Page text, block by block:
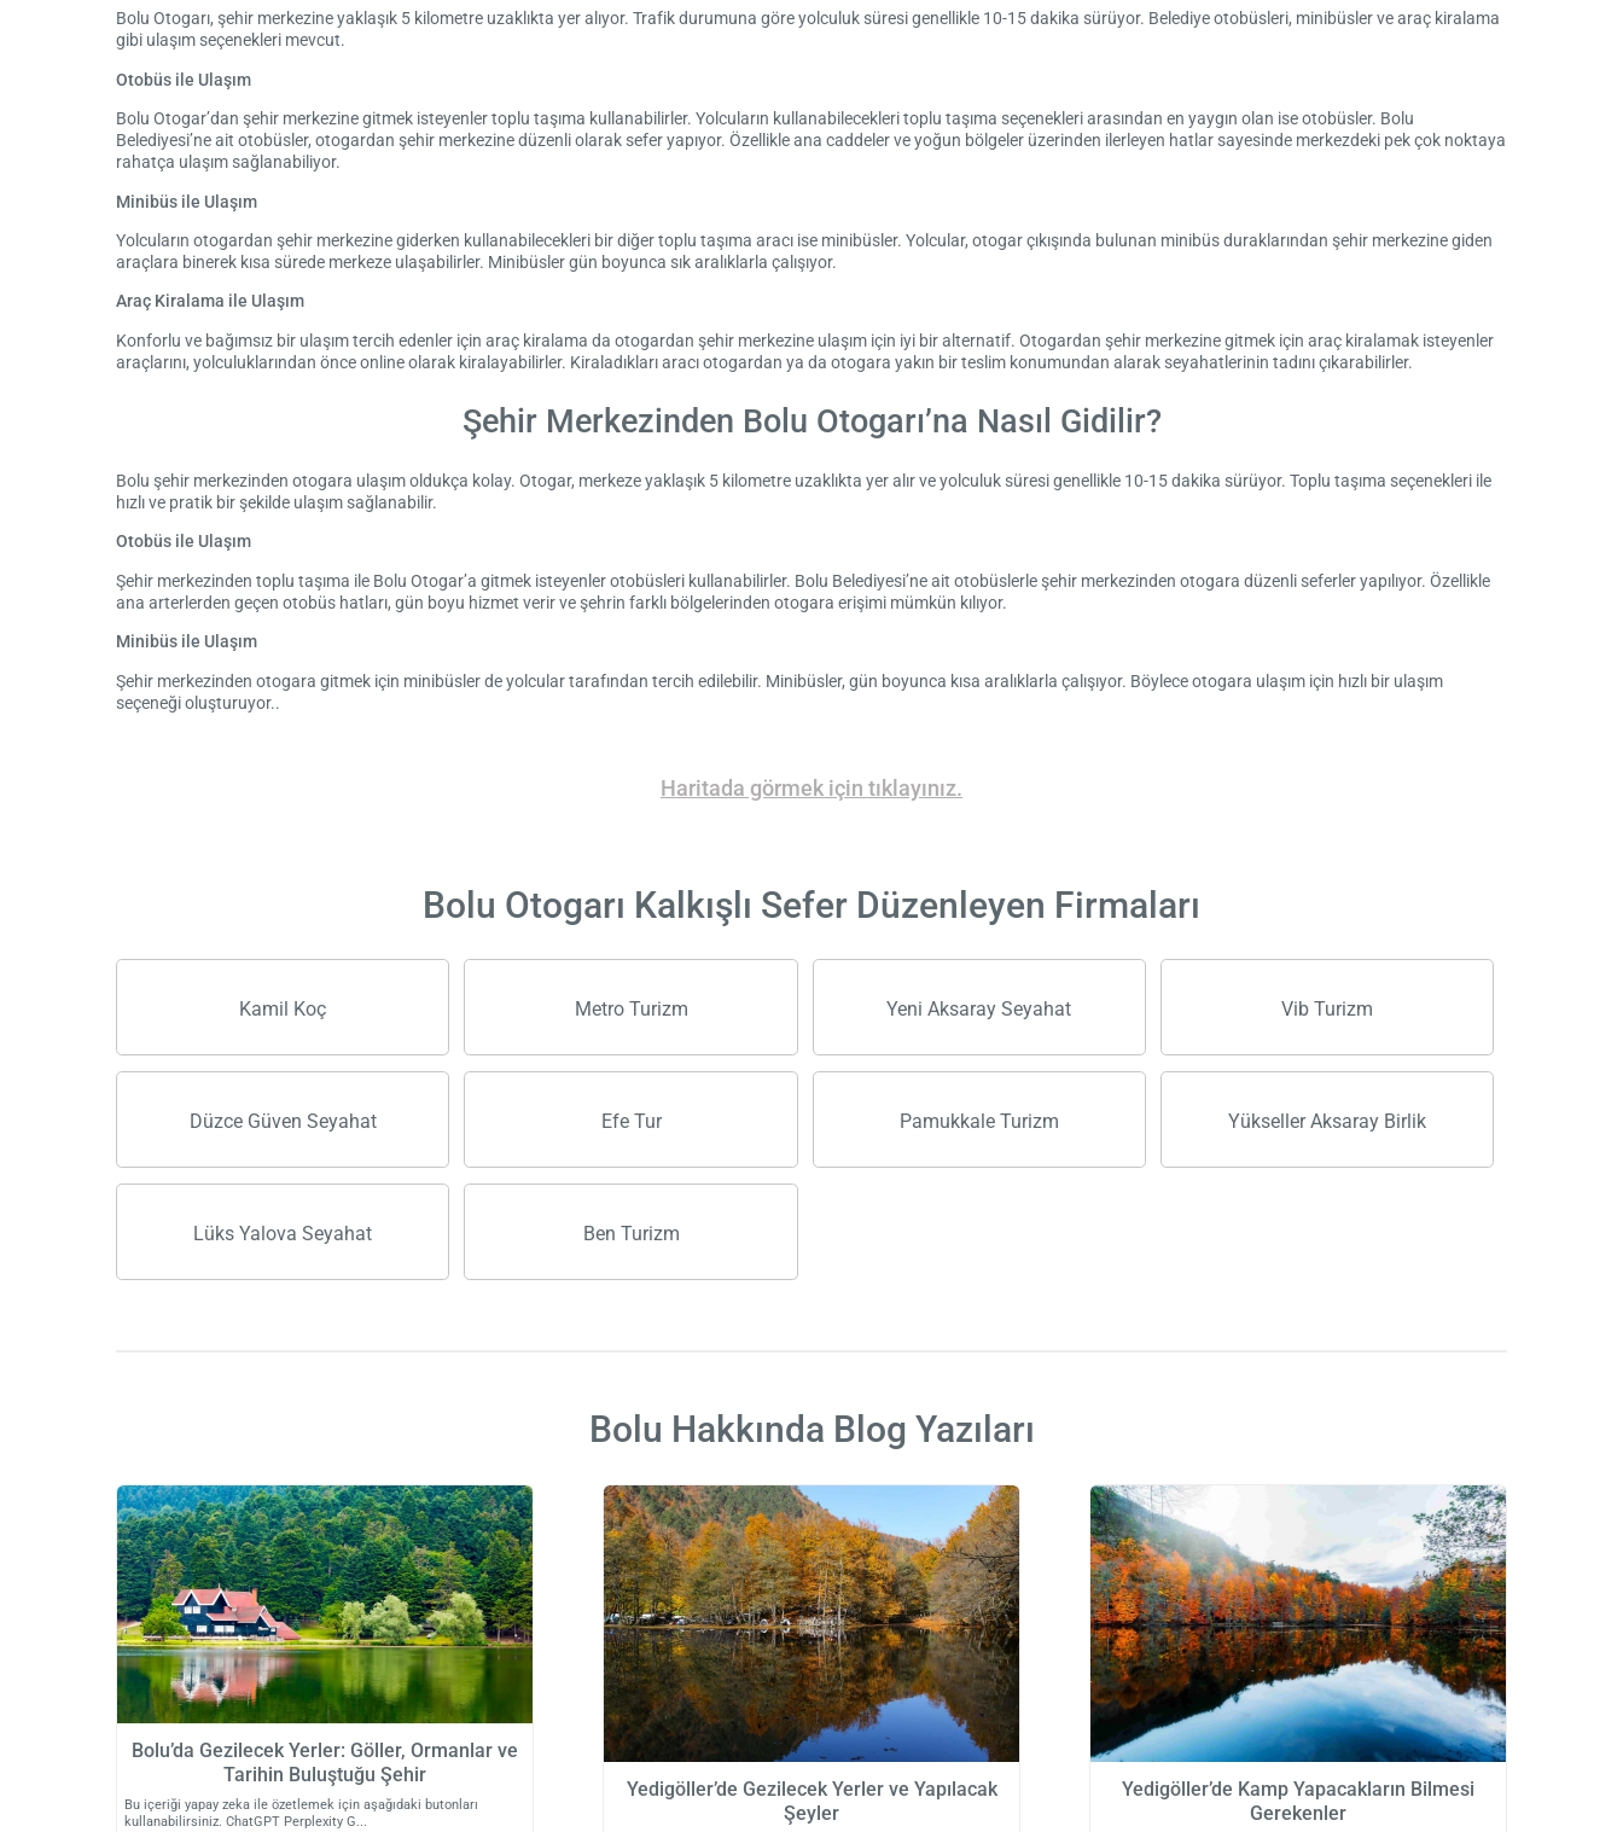
Bolu Otogarı, şehir merkezine yaklaşık 5 kilometre uzaklıkta yer alıyor. Trafik durumuna göre yolculuk süresi genellikle 10-15 dakika sürüyor. Belediye otobüsleri, minibüsler ve araç kiralama
gibi ulaşım seçenekleri mevcut.
Otobüs ile Ulaşım
Bolu Otogar’dan şehir merkezine gitmek isteyenler toplu taşıma kullanabilirler. Yolcuların kullanabilecekleri toplu taşıma seçenekleri arasından en yaygın olan ise otobüsler. Bolu
Belediyesi’ne ait otobüsler, otogardan şehir merkezine düzenli olarak sefer yapıyor. Özellikle ana caddeler ve yoğun bölgeler üzerinden ilerleyen hatlar sayesinde merkezdeki pek çok noktaya
rahatça ulaşım sağlanabiliyor.
Minibüs ile Ulaşım
Yolcuların otogardan şehir merkezine giderken kullanabilecekleri bir diğer toplu taşıma aracı ise minibüsler. Yolcular, otogar çıkışında bulunan minibüs duraklarından şehir merkezine giden
araçlara binerek kısa sürede merkeze ulaşabilirler. Minibüsler gün boyunca sık aralıklarla çalışıyor.
Araç Kiralama ile Ulaşım
Konforlu ve bağımsız bir ulaşım tercih edenler için araç kiralama da otogardan şehir merkezine ulaşım için iyi bir alternatif. Otogardan şehir merkezine gitmek için araç kiralamak isteyenler
araçlarını, yolculuklarından önce online olarak kiralayabilirler. Kiraladıkları aracı otogardan ya da otogara yakın bir teslim konumundan alarak seyahatlerinin tadını çıkarabilirler.
Şehir Merkezinden Bolu Otogarı’na Nasıl Gidilir?
Bolu şehir merkezinden otogara ulaşım oldukça kolay. Otogar, merkeze yaklaşık 5 kilometre uzaklıkta yer alır ve yolculuk süresi genellikle 10-15 dakika sürüyor. Toplu taşıma seçenekleri ile
hızlı ve pratik bir şekilde ulaşım sağlanabilir.
Otobüs ile Ulaşım
Şehir merkezinden toplu taşıma ile Bolu Otogar’a gitmek isteyenler otobüsleri kullanabilirler. Bolu Belediyesi’ne ait otobüslerle şehir merkezinden otogara düzenli seferler yapılıyor. Özellikle
ana arterlerden geçen otobüs hatları, gün boyu hizmet verir ve şehrin farklı bölgelerinden otogara erişimi mümkün kılıyor.
Minibüs ile Ulaşım
Şehir merkezinden otogara gitmek için minibüsler de yolcular tarafından tercih edilebilir. Minibüsler, gün boyunca kısa aralıklarla çalışıyor. Böylece otogara ulaşım için hızlı bir ulaşım
seçeneği oluşturuyor..
Haritada görmek için tıklayınız.
Bolu Otogarı Kalkışlı Sefer Düzenleyen Firmaları
Kamil Koç Metro Turizm Yeni Aksaray Seyahat Vib Turizm
Düzce Güven Seyahat Efe Tur Pamukkale Turizm Yükseller Aksaray Birlik
Lüks Yalova Seyahat Ben Turizm
Bolu Hakkında Blog Yazıları
Bolu’da Gezilecek Yerler: Göller, Ormanlar ve
Tarihin Buluştuğu Şehir
Bu içeriği yapay zeka ile özetlemek için aşağıdaki butonları
kullanabilirsiniz. ChatGPT Perplexity G
Yedigöller’de Gezilecek Yerler ve Yapılacak
Şeyler
Yedigöller’de Kamp Yapacakların Bilmesi
Gerekenler